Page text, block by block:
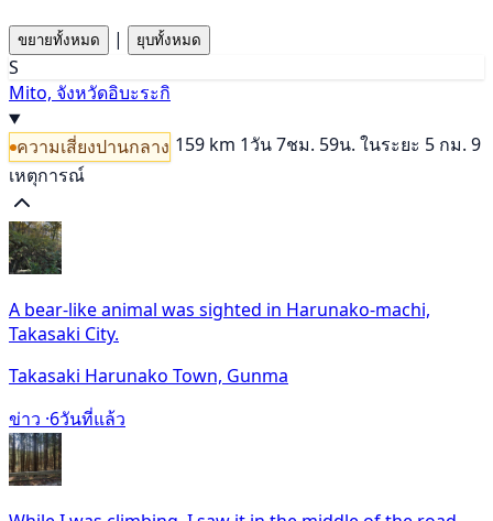
ขยายทั้งหมด | ยุบทั้งหมด
S
Mito, จังหวัดอิบะระกิ
ความเสี่ยงปานกลาง 159 km 1วัน 7ชม. 59น. ในระยะ 5 กม. 9
เหตุการณ์
A bear-like animal was sighted in Harunako-machi,
Takasaki City.
Takasaki Harunako Town, Gunma
ข่าว ·6วันที่แล้ว